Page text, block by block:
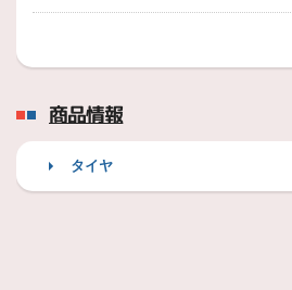
商品情報
タイヤ